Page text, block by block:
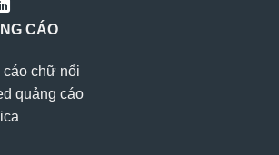
CÁO
cáo chữ nổi
quảng cáo